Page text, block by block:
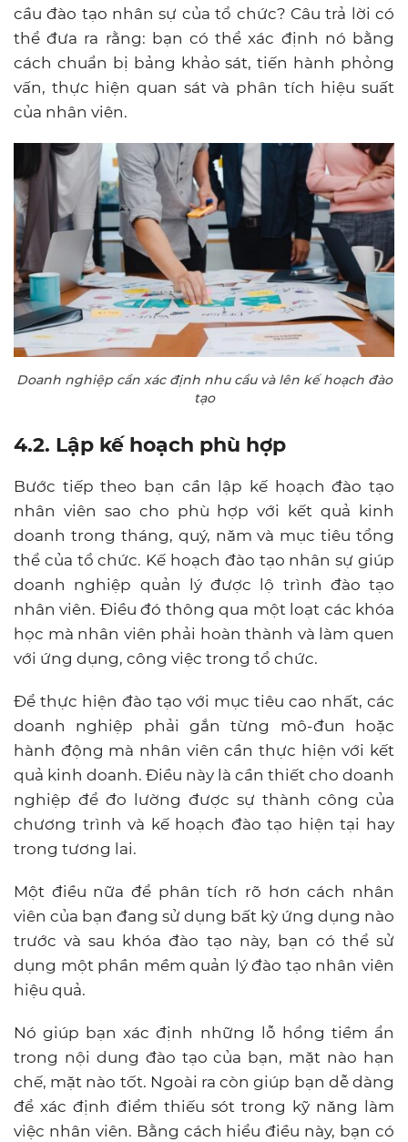
cầu đào tạo nhân sự của tổ chức? Câu trả lời có
thể đưa ra rằng: bạn có thể xác định nó bằng
cách chuẩn bị bảng khảo sát, tiến hành phỏng
vấn, thực hiện quan sát và phân tích hiệu suất
của nhân viên.
Doanh nghiệp cần xác định nhu cầu và lên kế hoạch đào
tạo
4.2. Lập kế hoạch phù hợp
Bước tiếp theo bạn cần lập kế hoạch đào tạo
nhân viên sao cho phù hợp với kết quả kinh
doanh trong tháng, quý, năm và mục tiêu tổng
thể của tổ chức. Kế hoạch đào tạo nhân sự giúp
doanh nghiệp quản lý được lộ trình đào tạo
nhân viên. Điều đó thông qua một loạt các khóa
học mà nhân viên phải hoàn thành và làm quen
với ứng dụng, công việc trong tổ chức.
Để thực hiện đào tạo với mục tiêu cao nhất, các
doanh nghiệp phải gắn từng mô-đun hoặc
hành động mà nhân viên cần thực hiện với kết
quả kinh doanh. Điều này là cần thiết cho doanh
nghiệp để đo lường được sự thành công của
chương trình và kế hoạch đào tạo hiện tại hay
trong tương lai.
Một điều nữa để phân tích rõ hơn cách nhân
viên của bạn đang sử dụng bất kỳ ứng dụng nào
trước và sau khóa đào tạo này, bạn có thể sử
dụng một phần mềm quản lý đào tạo nhân viên
hiệu quả.
Nó giúp bạn xác định những lỗ hổng tiềm ẩn
trong nội dung đào tạo của bạn, mặt nào hạn
chế, mặt nào tốt. Ngoài ra còn giúp bạn dễ dàng
để xác định điểm thiếu sót trong kỹ năng làm
việc nhân viên. Bằng cách hiểu điều này, bạn có